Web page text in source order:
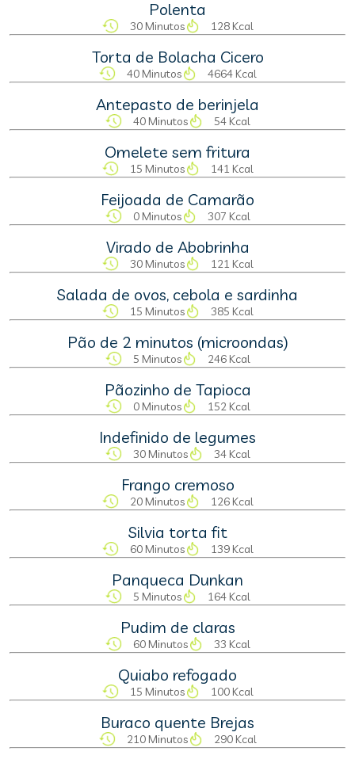
Polenta
30 Minutos 128 Kcal
Torta de Bolacha Cicero
40 Minutos 4664 Kcal
Antepasto de berinjela
40 Minutos 54 Kcal
Omelete sem fritura
15 Minutos 141 Kcal
Feijoada de Camarão
0 Minutos 307 Kcal
Virado de Abobrinha
30 Minutos 121 Kcal
Salada de ovos, cebola e sardinha
15 Minutos 385 Kcal
Pão de 2 minutos (microondas)
5 Minutos 246 Kcal
Pãozinho de Tapioca
0 Minutos 152 Kcal
Indefinido de legumes
30 Minutos 34 Kcal
Frango cremoso
20 Minutos 126 Kcal
Silvia torta fit
60 Minutos 139 Kcal
Panqueca Dunkan
5 Minutos 164 Kcal
Pudim de claras
60 Minutos 33 Kcal
Quiabo refogado
15 Minutos 100 Kcal
Buraco quente Brejas
210 Minutos 290 Kcal